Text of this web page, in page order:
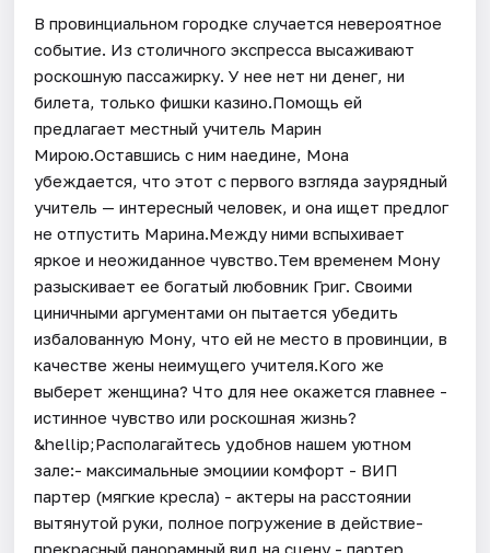
В провинциальном городке случается невероятное
событие. Из столичного экспресса высаживают
роскошную пассажирку. У нее нет ни денег, ни
билета, только фишки казино.Помощь ей
предлагает местный учитель Марин
Мирою.Оставшись с ним наедине, Мона
убеждается, что этот с первого взгляда заурядный
учитель — интересный человек, и она ищет предлог
не отпустить Марина.Между ними вспыхивает
яркое и неожиданное чувство.Тем временем Мону
разыскивает ее богатый любовник Григ. Своими
циничными аргументами он пытается убедить
избалованную Мону, что ей не место в провинции, в
качестве жены неимущего учителя.Кого же
выберет женщина? Что для нее окажется главнее -
истинное чувство или роскошная жизнь?
&hellip;Располагайтесь удобнов нашем уютном
зале:- максимальные эмоциии комфорт - ВИП
партер (мягкие кресла) - актеры на расстоянии
вытянутой руки, полное погружение в действие-